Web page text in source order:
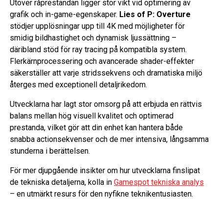
Utöver råprestandan ligger stor vikt vid optimering av
grafik och in-game-egenskaper. Lies of P: Overture
stödjer upplösningar upp till 4K med möjligheter för
smidig bildhastighet och dynamisk ljussättning –
däribland stöd för ray tracing på kompatibla system.
Flerkärnprocessering och avancerade shader-effekter
säkerställer att varje stridssekvens och dramatiska miljö
återges med exceptionell detaljrikedom.
Utvecklarna har lagt stor omsorg på att erbjuda en rättvis
balans mellan hög visuell kvalitet och optimerad
prestanda, vilket gör att din enhet kan hantera både
snabba actionsekvenser och de mer intensiva, långsamma
stunderna i berättelsen.
För mer djupgående insikter om hur utvecklarna finslipat
de tekniska detaljerna, kolla in Gamespot tekniska analys
– en utmärkt resurs för den nyfikne teknikentusiasten.